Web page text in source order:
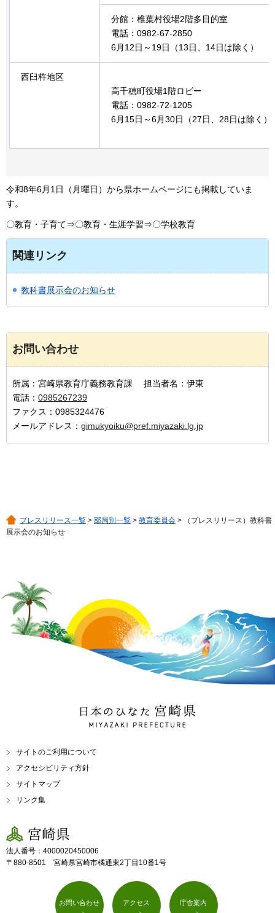
分館：椎葉村役場2階多目的室
電話：0982-67-2850
6月12日～19日（13日、14日は除く）
西臼杵地区
高千穂町役場1階ロビー
電話：0982-72-1205
6月15日～6月30日（27日、28日は除く）
令和8年6月1日（月曜日）から県ホームページにも掲載していま
す。
〇教育・子育て⇒〇教育・生涯学習⇒〇学校教育
関連リンク
教科書展示会のお知らせ
お問い合わせ
所属：宮崎県教育庁義務教育課 担当者名：伊東
電話： 0985267239
ファクス：0985324476
メールアドレス： gimukyoiku@pref.miyazaki.lg.jp
プレスリリース一覧 > 部局別一覧 > 教育委員会 > （プレスリリース）教科書
展示会のお知らせ
日本のひなた 宮崎県
MIYAZAKI PREFECTURE
サイトのご利用について
アクセシビリティ方針
サイトマップ
リンク集
宮崎県
法人番号：4000020450006
〒880-8501 宮崎県宮崎市橘通東2丁目10番1号
お問い合わせ アクセス 庁舎案内